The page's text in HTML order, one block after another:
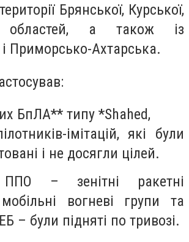
Брянської, Курської,
областей, а також із
Приморсько-Ахтарська.
БпЛА** типу *Shahed,
імітацій, які були
і не досягли цілей.
– зенітні ракетні
вогневі групи та
– були підняті по тривозі.